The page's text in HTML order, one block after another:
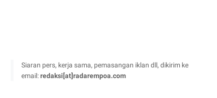
Siaran pers, kerja sama, pemasangan iklan dll, dikirim ke
email:redaksi[at]radarempoa.com